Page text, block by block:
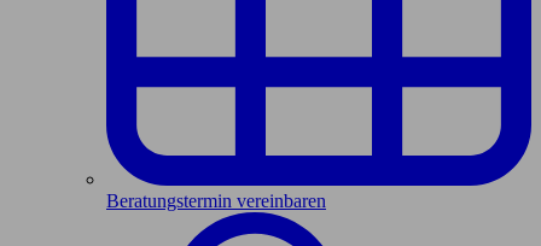
Beratungstermin vereinbaren